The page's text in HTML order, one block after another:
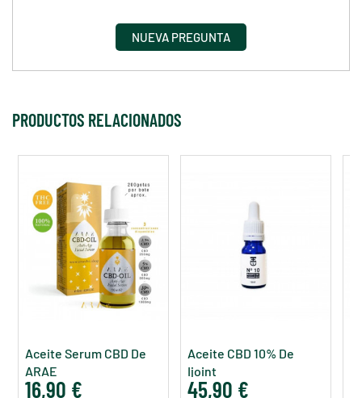
NUEVA PREGUNTA
PRODUCTOS RELACIONADOS
Aceite Serum CBD De
ARAE
16,90 €
Aceite CBD 10% De
Ijoint
45,90 €